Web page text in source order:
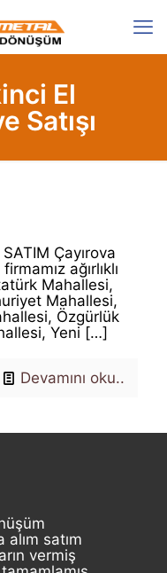
El
Satışı
Çayırova
ağırlıklı
Mahallesi,
Mahallesi,
Özgürlük
Yeni […]
Devamını oku..
satım
vermiş